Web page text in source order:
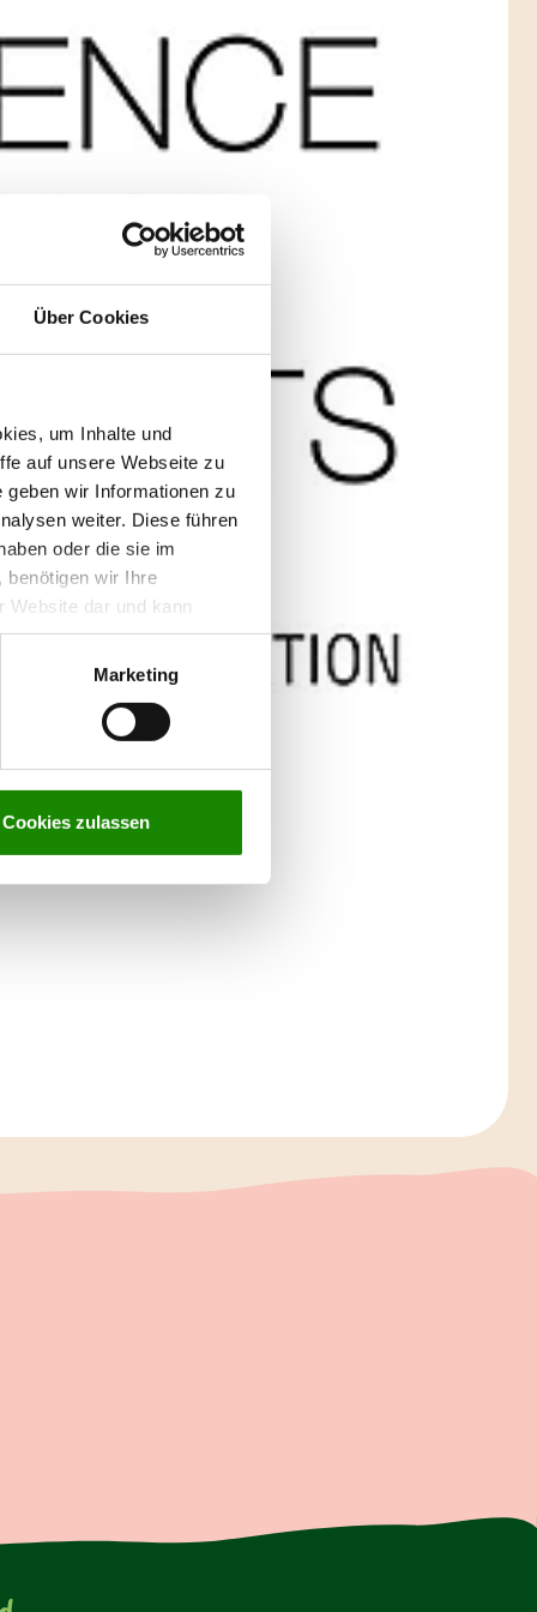
Über Cookies
um Inhalte und
auf unsere Webseite zu
wir Informationen zu
weiter. Diese führen
oder die sie im
benötigen wir Ihre
Website dar und kann
zur Verarbeitung Ihrer
Marketing
Cookies zulassen